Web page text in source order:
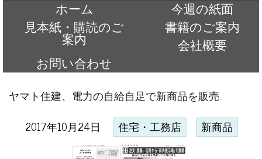
ホーム
今週の紙面
見本紙・購読のご
案内
書籍のご案内
会社概要
お問い合わせ
ヤマト住建、電力の自給自足で新商品を販売
2017年10月24日 住宅・工務店 新商品